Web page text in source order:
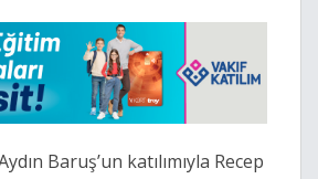
Baruş’un katılımıyla Recep